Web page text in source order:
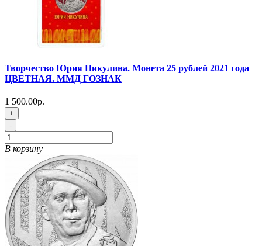
Творчество Юрия Никулина. Монета 25 рублей 2021 года
ЦВЕТНАЯ. ММД ГОЗНАК
1 500.00р.
+
-
В корзину